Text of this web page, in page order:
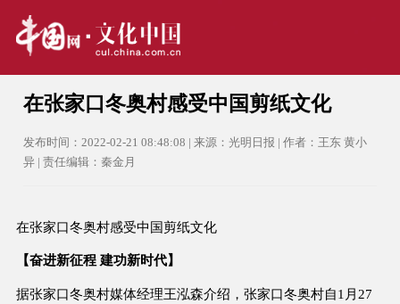
在张家口冬奥村感受中国剪纸文化
发布时间：2022-02-21 08:48:08 | 来源：光明日报 | 作者：王东 黄小
异 | 责任编辑：秦金月
在张家口冬奥村感受中国剪纸文化
【奋进新征程 建功新时代】
据张家口冬奥村媒体经理王泓森介绍，张家口冬奥村自1月27